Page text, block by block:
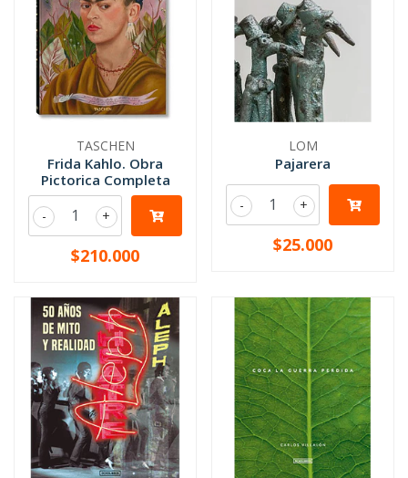
TASCHEN
Frida Kahlo. Obra
Pictorica Completa
+
-
$210.000
LOM
Pajarera
+
-
$25.000